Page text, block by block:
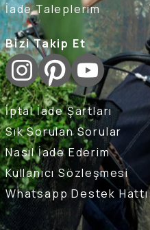
İade Taleplerim
Bizi Takip Et
İptal İade Şartları
Sık Sorulan Sorular
Nasıl İade Ederim
Kullanıcı Sözleşmesi
Whatsapp Destek Hattı